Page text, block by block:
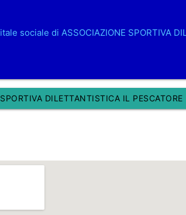
sociale di ASSOCIAZIONE SPORTIVA
DILETTANTISTICA IL PESCATORE